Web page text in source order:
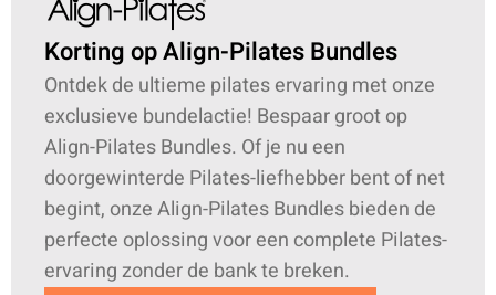
Korting op Align-Pilates Bundles
Ontdek de ultieme pilates ervaring met onze
exclusieve bundelactie! Bespaar groot op
Align-Pilates Bundles. Of je nu een
doorgewinterde Pilates-liefhebber bent of net
begint, onze Align-Pilates Bundles bieden de
perfecte oplossing voor een complete Pilates-
ervaring zonder de bank te breken.